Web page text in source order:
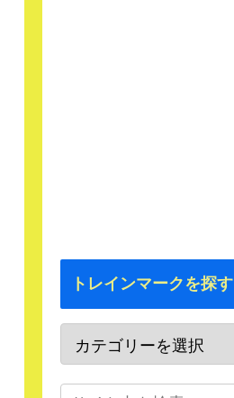
トレインマークを探す